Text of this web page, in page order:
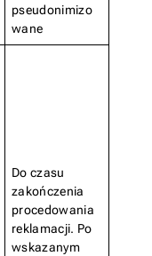
pseudonimizo
wane
Do czasu
zakończenia
procedowania
reklamacji. Po
wskazanym